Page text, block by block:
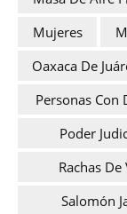
Mujeres
Oaxaca De
Personas Con
Poder
Rachas
Salomón